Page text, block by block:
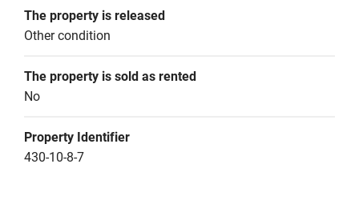
The property is released
Other condition
The property is sold as rented
No
Property Identifier
430-10-8-7